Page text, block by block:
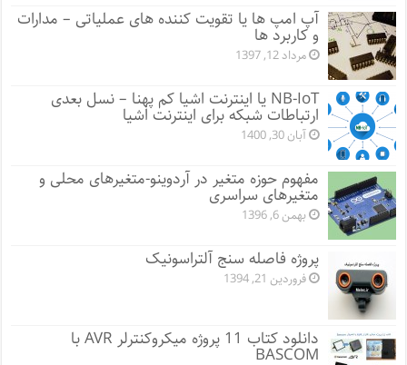
آپ امپ ها یا تقویت کننده های عملیاتی – مدارات
و کاربرد ها
مرداد 12, 1397
NB-IoT یا اینترنت اشیا کم پهنا – نسل بعدی
ارتباطات شبکه برای اینترنت اشیا
آبان 30, 1400
مفهوم حوزه متغیر در آردوینو-متغیرهای محلی و
متغیرهای سراسری
بهمن 6, 1396
پروژه فاصله سنج آلتراسونیک
فروردین 21, 1394
دانلود کتاب 11 پروژه میکروکنترلر AVR با
BASCOM